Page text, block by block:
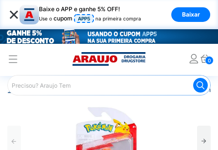
× Baixe o APP e ganhe 5% OFF!
Use o cupom APP5 na primeira compra
Baixar
0
Araujo Infantil Figura de